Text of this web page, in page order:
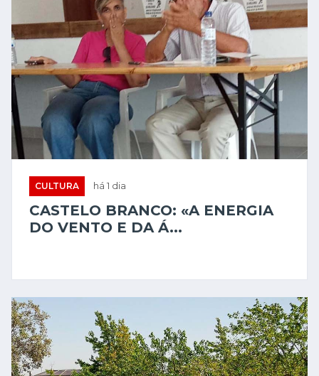
CULTURA há 1 dia
CASTELO BRANCO: «A ENERGIA
DO VENTO E DA Á...